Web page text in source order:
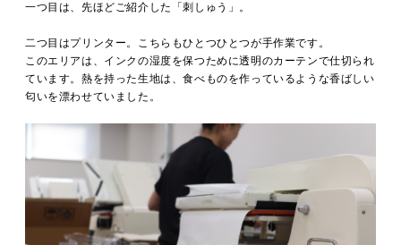
一つ目は、先ほどご紹介した「刺しゅう」。
二つ目はプリンター。こちらもひとつひとつが手作業です。
このエリアは、インクの湿度を保つために透明のカーテンで仕切られ
ています。熱を持った生地は、食べものを作っているような香ばしい
匂いを漂わせていました。